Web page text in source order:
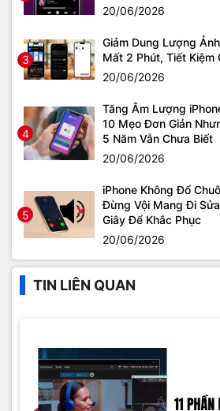
20/06/2026
3
Giảm Dung Lượng
Mất 2 Phút, Tiết Kiệm
20/06/2026
4
Tăng Âm Lượng
10 Mẹo Đơn Giản
5 Năm Vẫn Chưa Biết
20/06/2026
5
iPhone Không Đổ
Đừng Vội Mang Đi
Giây Để Khắc Phục
20/06/2026
TIN LIÊN QUAN